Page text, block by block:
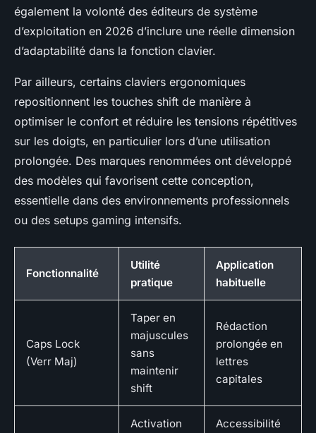
également la volonté des éditeurs de système
d’exploitation en 2026 d’inclure une réelle dimension
d’adaptabilité dans la fonction clavier.
Par ailleurs, certains claviers ergonomiques
repositionnent les touches shift de manière à
optimiser le confort et réduire les tensions répétitives
sur les doigts, en particulier lors d’une utilisation
prolongée. Des marques renommées ont développé
des modèles qui favorisent cette conception,
essentielle dans des environnements professionnels
ou des setups gaming intensifs.
Fonctionnalité
Utilité
pratique
Application
habituelle
Caps Lock
(Verr Maj)
Taper en
majuscules
sans
maintenir
shift
Rédaction
prolongée en
lettres
capitales
Activation
Accessibilité